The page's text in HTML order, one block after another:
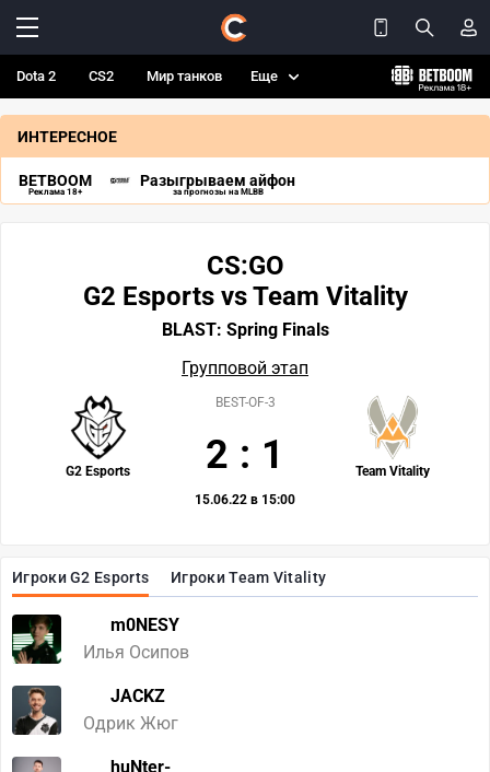
Dota 2 CS2 Мир танков Еще
ИНТЕРЕСНОЕ
BETBOOM
Реклама 18+
Разыгрываем айфон
за прогнозы на MLBB
Игроки G2 Esports Игроки Team Vitality
m0NESY
Илья Осипов
JACKZ
Одрик Жюг
huNter-
CS:GO
G2 Esports vs Team Vitality
BLAST: Spring Finals
Групповой этап
G2 Esports Team Vitality
BEST-OF-3
2 : 1
15.06.22 в 15:00